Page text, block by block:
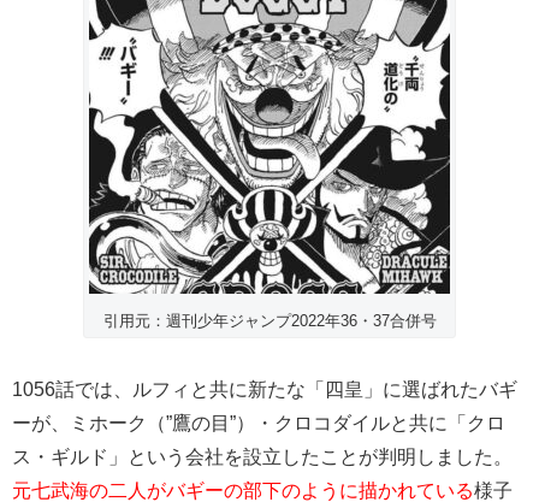
引用元：週刊少年ジャンプ2022年36・37合併号
1056話では、ルフィと共に新たな「四皇」に選ばれたバギ
ーが、ミホーク（”鷹の目”）・クロコダイルと共に「クロ
ス・ギルド」という会社を設立したことが判明しました。
元七武海の二人がバギーの部下のように描かれている様子